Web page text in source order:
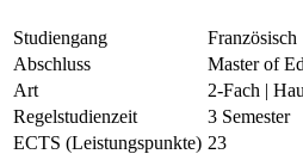
Studiengang
Französisch
Abschluss
Master of
Art
2-Fach |
Regelstudienzeit
3 Semester
ECTS (Leistungspunkte) 23